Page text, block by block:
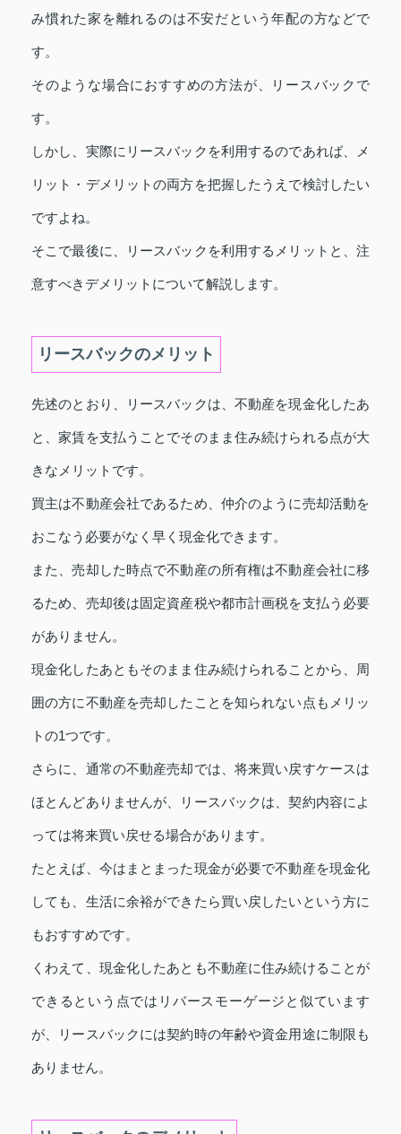
み慣れた家を離れるのは不安だという年配の方などで
す。
そのような場合におすすめの方法が、リースバックで
す。
しかし、実際にリースバックを利用するのであれば、メ
リット・デメリットの両方を把握したうえで検討したい
ですよね。
そこで最後に、リースバックを利用するメリットと、注
意すべきデメリットについて解説します。
リースバックのメリット
先述のとおり、リースバックは、不動産を現金化したあ
と、家賃を支払うことでそのまま住み続けられる点が大
きなメリットです。
買主は不動産会社であるため、仲介のように売却活動を
おこなう必要がなく早く現金化できます。
また、売却した時点で不動産の所有権は不動産会社に移
るため、売却後は固定資産税や都市計画税を支払う必要
がありません。
現金化したあともそのまま住み続けられることから、周
囲の方に不動産を売却したことを知られない点もメリッ
トの1つです。
さらに、通常の不動産売却では、将来買い戻すケースは
ほとんどありませんが、リースバックは、契約内容によ
っては将来買い戻せる場合があります。
たとえば、今はまとまった現金が必要で不動産を現金化
しても、生活に余裕ができたら買い戻したいという方に
もおすすめです。
くわえて、現金化したあとも不動産に住み続けることが
できるという点ではリバースモーゲージと似ています
が、リースバックには契約時の年齢や資金用途に制限も
ありません。